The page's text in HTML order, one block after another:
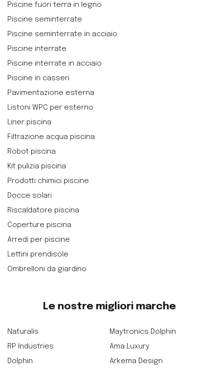
Piscine fuori terra in legno
Piscine seminterrate
Piscine seminterrate in acciaio
Piscine interrate
Piscine interrate in acciaio
Piscine in casseri
Pavimentazione esterna
Listoni WPC per esterno
Liner piscina
Filtrazione acqua piscina
Robot piscina
Kit pulizia piscina
Prodotti chimici piscine
Docce solari
Riscaldatore piscina
Coperture piscina
Arredi per piscine
Lettini prendisole
Ombrelloni da giardino
Le nostre migliori marche
Naturalis
RP Industries
Dolphin
Maytronics Dolphin
Ama Luxury
Arkema Design